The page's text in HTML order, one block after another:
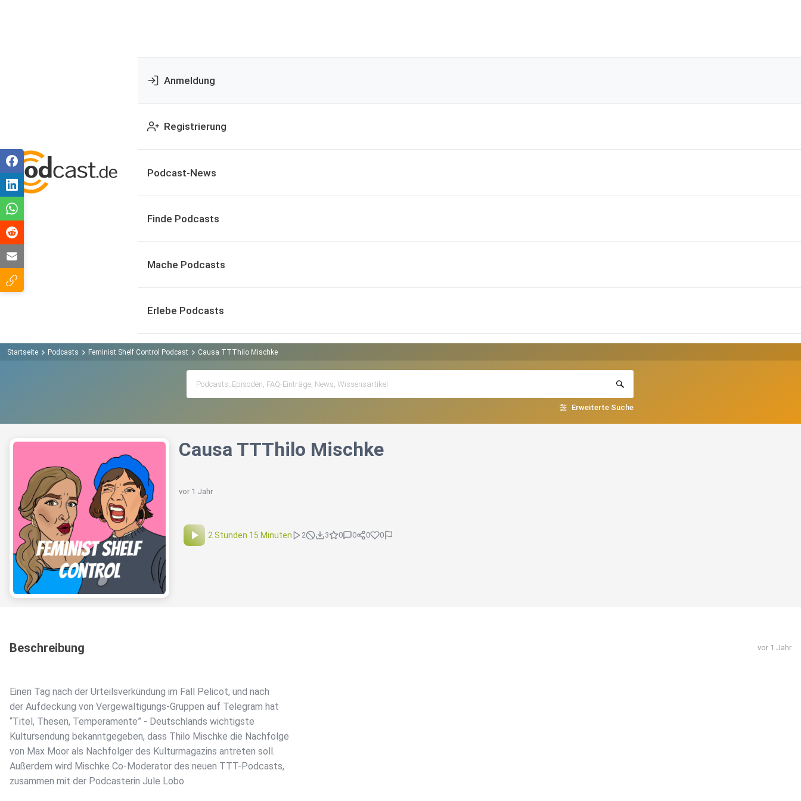
Anmeldung
Registrierung
Podcast-News
Finde Podcasts
Mache Podcasts
Erlebe Podcasts
Startseite Podcasts Feminist Shelf Control Podcast Causa TTThilo Mischke
Erweiterte Suche
Causa TTThilo Mischke
vor 1 Jahr
2 Stunden 15 Minuten 2 3 0 0 0 0
Beschreibung vor 1 Jahr
Einen Tag nach der Urteilsverkündung im Fall Pelicot, und nach
der Aufdeckung von Vergewaltigungs-Gruppen auf Telegram hat
“Titel, Thesen, Temperamente” - Deutschlands wichtigste
Kultursendung bekanntgegeben, dass Thilo Mischke die Nachfolge
von Max Moor als Nachfolger des Kulturmagazins antreten soll.
Außerdem wird Mischke Co-Moderator des neuen TTT-Podcasts,
zusammen mit der Podcasterin Jule Lobo.